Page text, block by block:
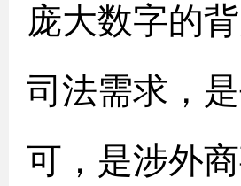
庞大数字的
司法需求，
可，是涉外